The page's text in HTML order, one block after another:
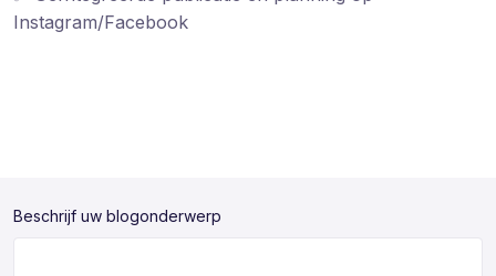
Instagram/Facebook
Beschrijf uw blogonderwerp